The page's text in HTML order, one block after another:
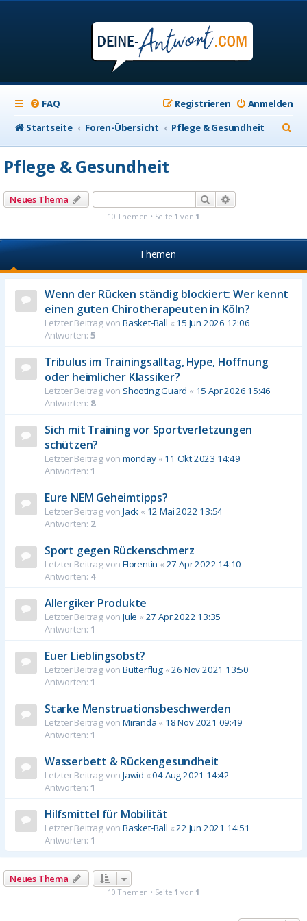
FAQ Anmelden
Registrieren
Startseite
Foren-Übersicht Pflege & Gesundheit
u
Pflege & Gesundheit
Neues Thema Suche
10 Themen • Seite 1 von 1
Themen
Wenn der Rücken ständig blockiert: Wer kennt
einen guten Chirotherapeuten in Köln?
Letzter Beitrag von Basket-Ball « 15 Jun 2026 12:06
Antworten: 5
Tribulus im Trainingsalltag, Hype, Hoffnung
oder heimlicher Klassiker?
Letzter Beitrag von Shooting Guard « 15 Apr 2026 15:46
Antworten: 8
Sich mit Training vor Sportverletzungen
schützen?
Letzter Beitrag von monday« 11 Okt 2023 14:49
Antworten: 1
Eure NEM Geheimtipps?
Letzter Beitrag von Jack « 12 Mai 2022 13:54
Antworten: 2
Sport gegen Rückenschmerz
Letzter Beitrag von Florentin « 27 Apr 2022 14:10
Antworten: 4
Allergiker Produkte
Letzter Beitrag von Jule « 27 Apr 2022 13:35
Antworten: 1
Euer Lieblingsobst?
Letzter Beitrag von Butterflug «26 Nov 2021 13:50
Antworten: 1
Starke Menstruationsbeschwerden
Letzter Beitrag von Miranda « 18 Nov 2021 09:49
Antworten: 1
Wasserbett & Rückengesundheit
Letzter Beitrag von Jawid «04 Aug 2021 14:42
Antworten: 1
Hilfsmittel für Mobilität
Letzter Beitrag von Basket-Ball «22 Jun 2021 14:51
Antworten: 1
Neues Thema
10 Themen • Seite 1 von 1